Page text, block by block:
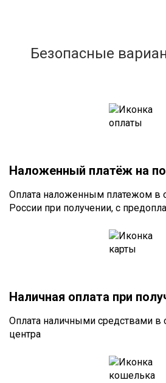
Безопасные
Наложенный платёж на
Оплата наложенным платежом в
России при получении, с
Наличная оплата при
Оплата наличными средствами в
центра